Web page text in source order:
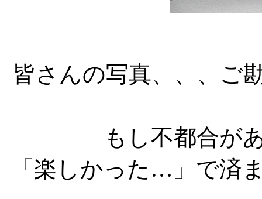
皆さんの写真、、、ご
もし不都合が
「楽しかった…」で済